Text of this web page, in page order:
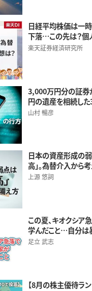
日経平均株価は一
下落…この先は？
楽天証券経済研究所
3,000万円分の証券
円の遺産を相続し
山村 暢彦
日本の資産形成の
高」。為替介入から
上源 悠詞
この夏、キオクシア
学んだこと…自分
足立 武志
【8月の株主優待ラ